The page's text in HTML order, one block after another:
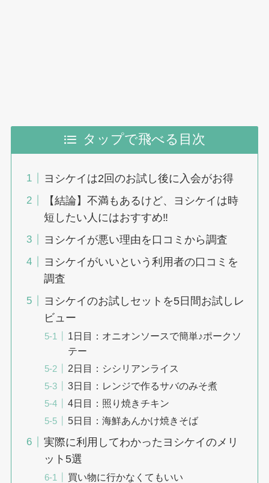
タップで飛べる目次
ヨシケイは2回のお試し後に入会がお得
【結論】不満もあるけど、ヨシケイは時
短したい人にはおすすめ‼︎
ヨシケイが悪い理由を口コミから調査
ヨシケイがいいという利用者の口コミを
調査
ヨシケイのお試しセットを5日間お試しレ
ビュー
1日目：オニオンソースで簡単♪ポークソ
テー
2日目：シシリアンライス
3日目：レンジで作るサバのみそ煮
4日目：照り焼きチキン
5日目：海鮮あんかけ焼きそば
実際に利用してわかったヨシケイのメリ
ット5選
買い物に行かなくてもいい